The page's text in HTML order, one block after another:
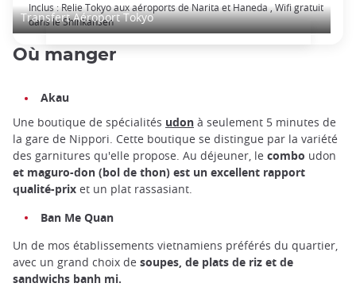
Transfert Aéroport Tokyo
Inclus : Relie Tokyo aux aéroports de Narita et Haneda , Wifi gratuit
dans le Shinkansen
Où manger
Akau
Une boutique de spécialités udon à seulement 5 minutes de
la gare de Nippori. Cette boutique se distingue par la variété
des garnitures qu'elle propose. Au déjeuner, le combo udon
et maguro-don (bol de thon) est un excellent rapport
qualité-prix et un plat rassasiant.
Ban Me Quan
Un de mos établissements vietnamiens préférés du quartier,
avec un grand choix de soupes, de plats de riz et de
sandwichs banh mi.